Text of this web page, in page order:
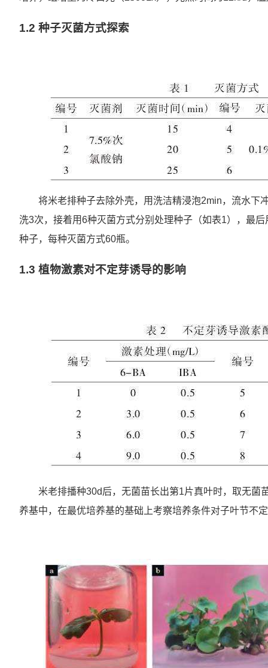
1.2 种子灭菌方式探索
将米老排种子去除外壳，用洗洁精浸泡2min，流水下
洗3次，接着用6种灭菌方式分别处理种子（如表1），最
种子，每种灭菌方式60瓶。
1.3 植物激素对不定芽诱导的影响
米老排播种30d后，无菌苗长出第1片真叶时，取无菌
养基中，在最优培养基的基础上考察培养条件对子叶节不